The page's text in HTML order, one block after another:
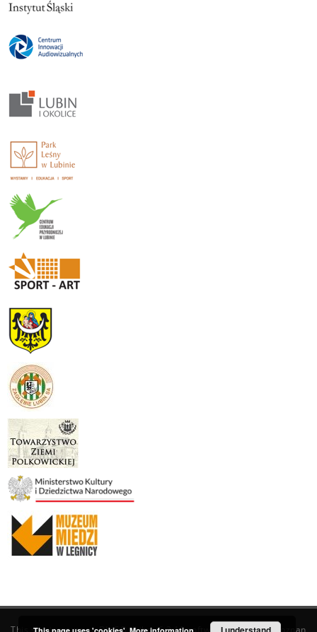
This service runs onDInGO dLibra 6.3.19software created by Poznan